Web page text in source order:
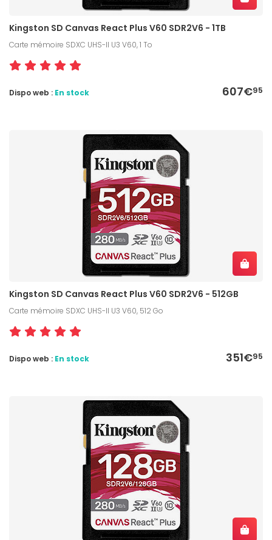
Kingston SD Canvas React Plus V60 SDR2V6 - 1TB
Carte mémoire SDXC UHS-II U3 V60, 1 To
607€95
Dispo web : En stock
Kingston SD Canvas React Plus V60 SDR2V6 - 512GB
Carte mémoire SDXC UHS-II U3 V60, 512 Go
351€95
Dispo web : En stock